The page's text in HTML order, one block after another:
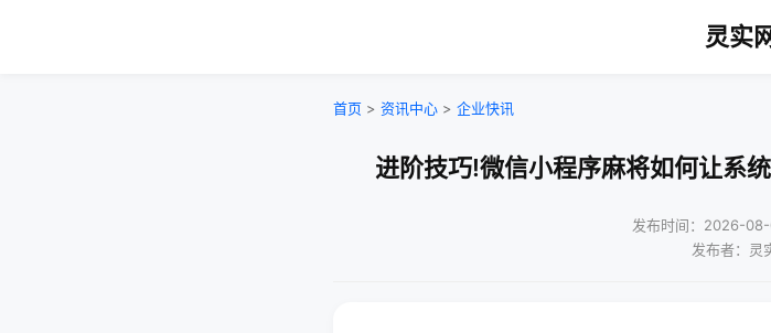
灵实
首页 > 资讯中心 > 企业快讯
进阶技巧!微信小程序麻将如何让系
发布时间：2026-08-
发布者：灵